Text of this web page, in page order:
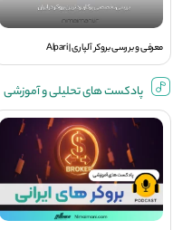
معرفی و بررسی بروکر آلپاری | Alpari
پادکست های تحلیلی و آموزشی